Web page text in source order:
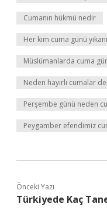
Cumanın hükmü nedir
Her kim cuma günü
Müslümanlarda cuma
Neden hayırlı cumalar
Perşembe günü neden
Peygamber efendimiz
Önceki Yazı
Türkiyede Kaç